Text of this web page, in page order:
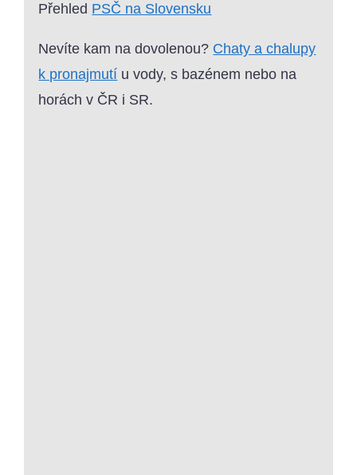
Přehled PSČ na Slovensku
Nevíte kam na dovolenou? Chaty a chalupy
k pronajmutí u vody, s bazénem nebo na
horách v ČR i SR.